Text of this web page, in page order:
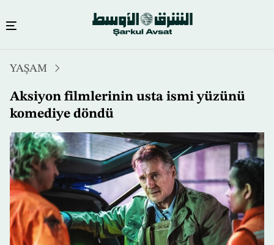
içeriğe
atla
YAŞAM
Aksiyon filmlerinin usta ismi yüzünü
komediye döndü